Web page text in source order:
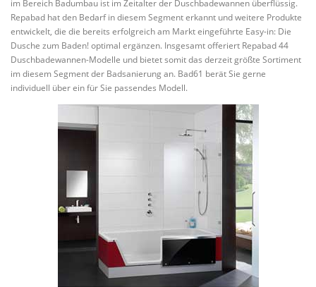
im Bereich Badumbau ist im Zeitalter der Duschbadewannen überflüssig.
Repabad hat den Bedarf in diesem Segment erkannt und weitere Produkte
entwickelt, die die bereits erfolgreich am Markt eingeführte Easy-in: Die
Dusche zum Baden! optimal ergänzen. Insgesamt offeriert Repabad 44
Duschbadewannen-Modelle und bietet somit das derzeit größte Sortiment
im diesem Segment der Badsanierung an. Bad61 berät Sie gerne
individuell über ein für Sie passendes Modell.